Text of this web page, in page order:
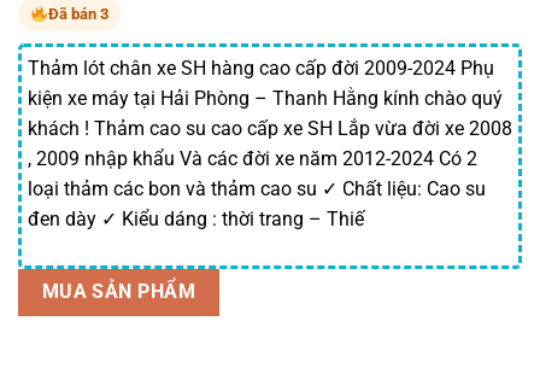
75,000 ₫.là:
56,250 ₫.
Đã bán 3
Thảm lót chân xe SH hàng cao cấp đời 2009-2024 Phụ
kiện xe máy tại Hải Phòng – Thanh Hằng kính chào quý
khách ! Thảm cao su cao cấp xe SH Lắp vừa đời xe 2008
, 2009 nhập khẩu Và các đời xe năm 2012-2024 Có 2
loại thảm các bon và thảm cao su ✓ Chất liệu: Cao su
đen dày ✓ Kiểu dáng : thời trang – Thiế
MUA SẢN PHẨM